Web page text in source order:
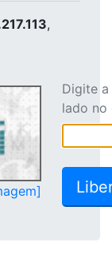
,
Digite
lado no